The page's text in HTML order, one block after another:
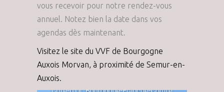
vous recevoir pour notre rendez-vous
annuel. Notez bien la date dans vos
agendas dès maintenant.
Visitez le site du VVF de Bourgogne
Auxois Morvan, à proximité de Semur-en-
Auxois.